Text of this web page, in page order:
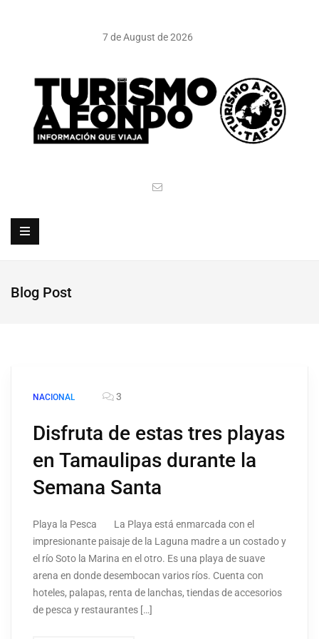
7 de August de 2026
Blog Post
NACIONAL 3
Disfruta de estas tres playas
en Tamaulipas durante la
Semana Santa
Playa la Pesca La Playa está enmarcada con el
impresionante paisaje de la Laguna madre a un costado y
el río Soto la Marina en el otro. Es una playa de suave
arena en donde desembocan varios ríos. Cuenta con
hoteles, palapas, renta de lanchas, tiendas de accesorios
de pesca y restaurantes […]